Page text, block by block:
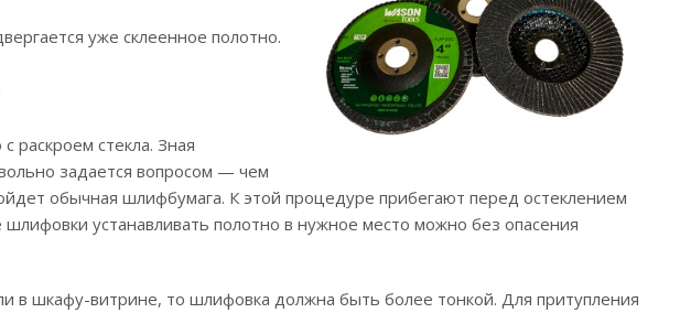
уже склеенное полотно.
раскроем стекла. Зная
задается вопросом — чем
обычная шлифбумага. К этой процедуре прибегают перед остеклением
устанавливать полотно в нужное место можно без опасения
в шкафу-витрине, то шлифовка должна быть более тонкой. Для притупления